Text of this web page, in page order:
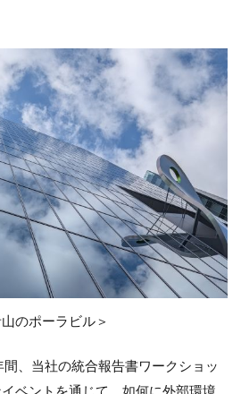
のポーラビル＞
、当社の統合報告書ワークショッ
ベントを通じて、如何に外部環境